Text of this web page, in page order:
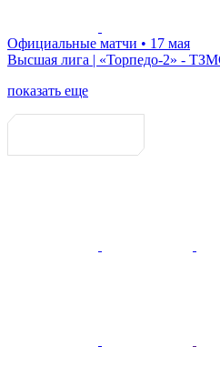
Официальные матчи • 17 мая
Высшая лига | «Торпедо-2» -
показать еще